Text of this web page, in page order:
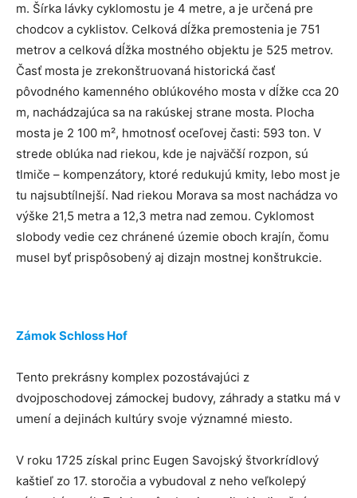
m. Šírka lávky cyklomostu je 4 metre, a je určená pre
chodcov a cyklistov. Celková dĺžka premostenia je 751
metrov a celková dĺžka mostného objektu je 525 metrov.
Časť mosta je zrekonštruovaná historická časť
pôvodného kamenného oblúkového mosta v dĺžke cca 20
m, nachádzajúca sa na rakúskej strane mosta. Plocha
mosta je 2 100 m², hmotnosť oceľovej časti: 593 ton. V
strede oblúka nad riekou, kde je najväčší rozpon, sú
tlmiče – kompenzátory, ktoré redukujú kmity, lebo most je
tu najsubtílnejší. Nad riekou Morava sa most nachádza vo
výške 21,5 metra a 12,3 metra nad zemou. Cyklomost
slobody vedie cez chránené územie oboch krajín, čomu
musel byť prispôsobený aj dizajn mostnej konštrukcie.
Zámok Schloss Hof
Tento prekrásny komplex pozostávajúci z
dvojposchodovej zámockej budovy, záhrady a statku má v
umení a dejinách kultúry svoje významné miesto.
V roku 1725 získal princ Eugen Savojský štvorkrídlový
kaštieľ zo 17. storočia a vybudoval z neho veľkolepý